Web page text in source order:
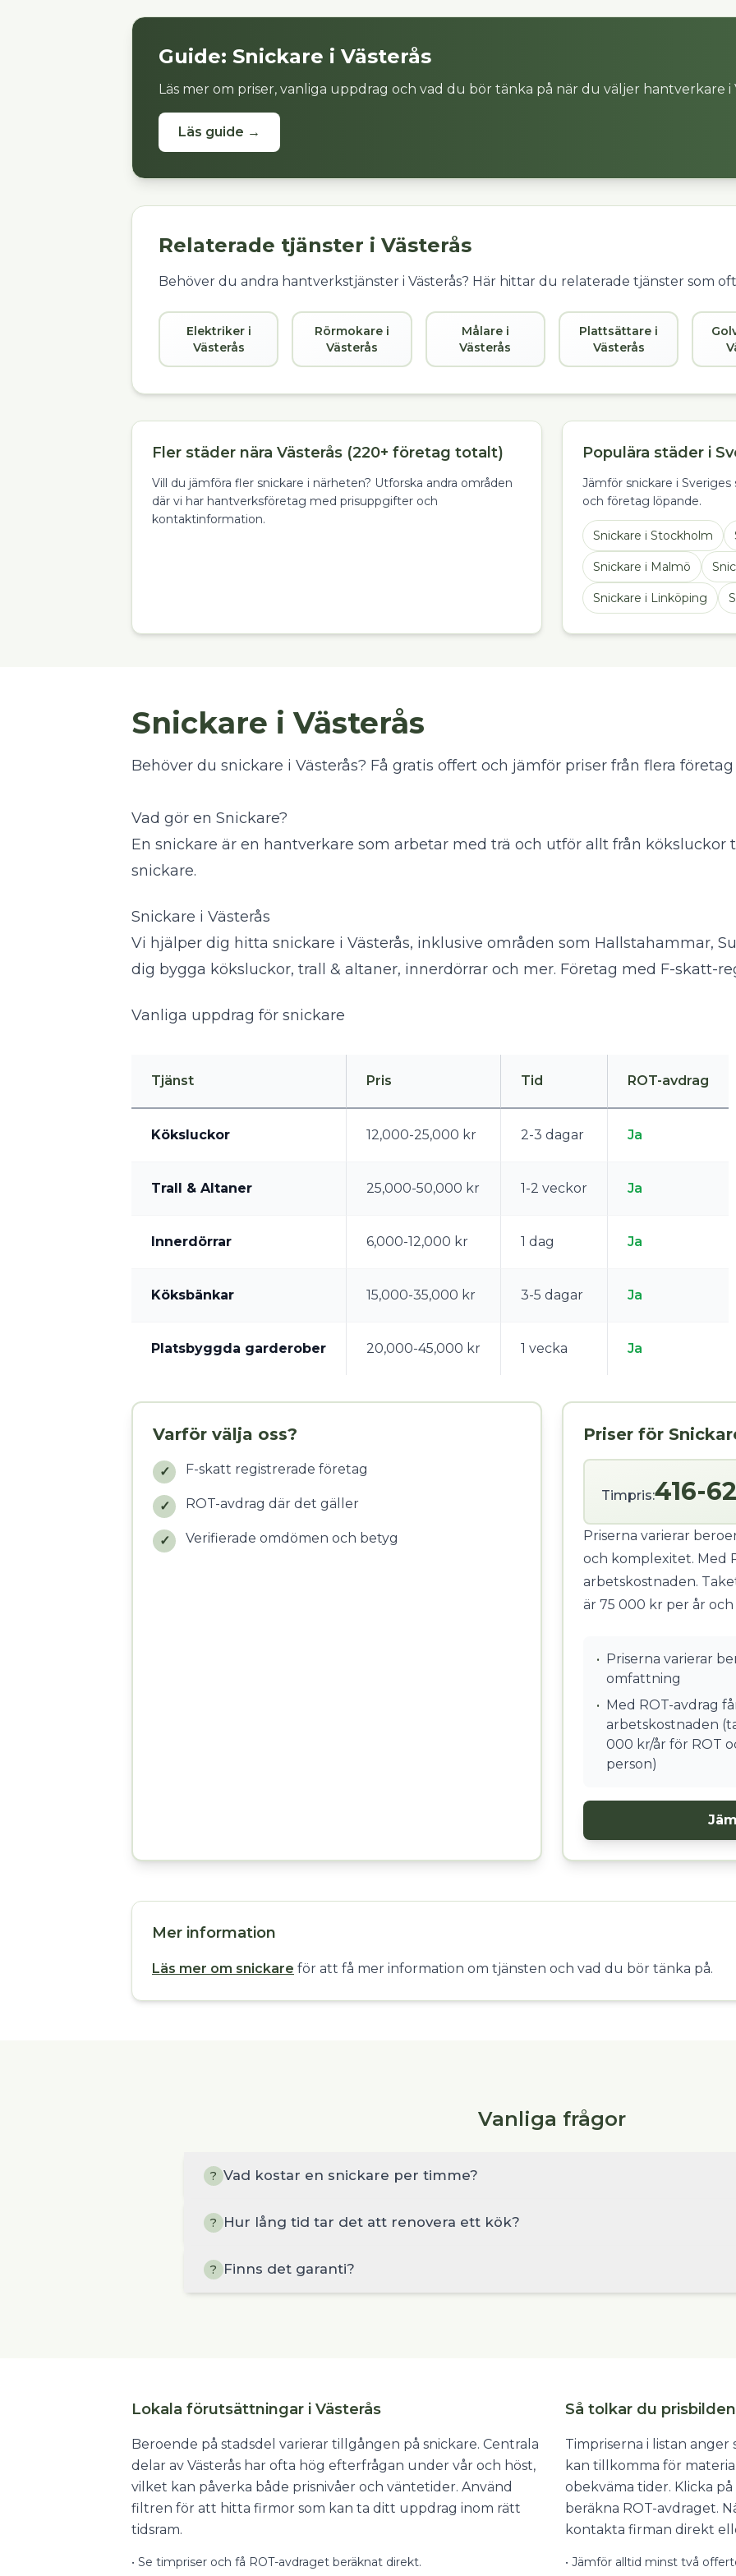
Guide: Snickare i Västerås
Läs mer om priser, vanliga uppdrag och vad du bör tänka på när du väljer hantverkare i
Läs guide →
Relaterade tjänster i Västerås
Behöver du andra hantverkstjänster i Västerås? Här hittar du relaterade tjänster som
Elektriker i
Västerås
Rörmokare i
Västerås
Målare i
Västerås
Plattsättare i
Västerås
Fler städer nära Västerås (220+ företag totalt)
Vill du jämföra fler snickare i närheten? Utforska andra områden
där vi har hantverksföretag med prisuppgifter och
kontaktinformation.
Populära städer i
Jämför snickare i
och företag löpande.
Snickare i Stockholm
Snickare i Malmö
Snickare i Linköping
Snickare i Västerås
Behöver du snickare i Västerås? Få gratis offert och jämför priser från flera
Vad gör en Snickare?
En snickare är en hantverkare som arbetar med trä och utför allt från
snickare.
Snickare i Västerås
Vi hjälper dig hitta snickare i Västerås, inklusive områden som Hallstahammar,
dig bygga köksluckor, trall & altaner, innerdörrar och mer. Företag med F-skatt-
Vanliga uppdrag för snickare
Tjänst Pris Tid ROT-avdrag
Köksluckor 12,000-25,000 kr 2-3 dagar Ja
Trall & Altaner 25,000-50,000 kr 1-2 veckor Ja
Innerdörrar 6,000-12,000 kr 1 dag Ja
Köksbänkar 15,000-35,000 kr 3-5 dagar Ja
Platsbyggda garderober 20,000-45,000 kr 1 vecka Ja
Varför välja oss?
✓ F-skatt registrerade företag
✓ ROT-avdrag där det gäller
✓ Verifierade omdömen och betyg
Priser för
Timpris:416-
Priserna varierar
och komplexitet. Med
arbetskostnaden.
är 75 000 kr per år och
• Priserna varierar
omfattning
• Med ROT-avdrag
arbetskostnaden
000 kr/år för ROT
person)
Mer information
Läs mer om snickare för att få mer information om tjänsten och vad du bör tänka på.
Vanliga frågor
? Vad kostar en snickare per timme?
? Hur lång tid tar det att renovera ett kök?
? Finns det garanti?
Lokala förutsättningar i Västerås
Beroende på stadsdel varierar tillgången på snickare. Centrala
delar av Västerås har ofta hög efterfrågan under vår och höst,
vilket kan påverka både prisnivåer och väntetider. Använd
filtren för att hitta firmor som kan ta ditt uppdrag inom rätt
tidsram.
• Se timpriser och få ROT-avdraget beräknat direkt.
Så tolkar du prisbilden
Timpriserna i listan
kan tillkomma för
obekväma tider. Klicka
beräkna ROT-avdraget.
kontakta firman direkt
• Jämför alltid minst två